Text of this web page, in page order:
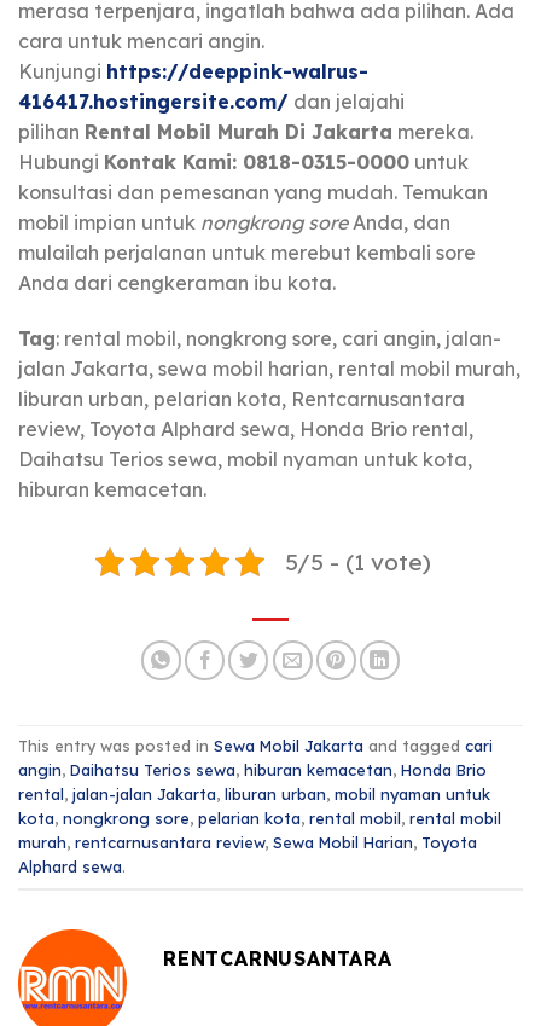
merasa terpenjara, ingatlah bahwa ada pilihan. Ada
cara untuk mencari angin.
Kunjungi https://deeppink-walrus-
416417.hostingersite.com/ dan jelajahi
pilihan Rental Mobil Murah Di Jakarta mereka.
Hubungi Kontak Kami: 0818-0315-0000 untuk
konsultasi dan pemesanan yang mudah. Temukan
mobil impian untuk nongkrong soreAnda, dan
mulailah perjalanan untuk merebut kembali sore
Anda dari cengkeraman ibu kota.
Tag: rental mobil, nongkrong sore, cari angin, jalan-
jalan Jakarta, sewa mobil harian, rental mobil murah,
liburan urban, pelarian kota, Rentcarnusantara
review, Toyota Alphard sewa, Honda Brio rental,
Daihatsu Terios sewa, mobil nyaman untuk kota,
hiburan kemacetan.
5/5 - (1 vote)
This entry was posted in Sewa Mobil Jakarta and tagged cari
angin, Daihatsu Terios sewa, hiburan kemacetan, Honda Brio
rental, jalan-jalan Jakarta, liburan urban, mobil nyaman untuk
kota, nongkrong sore, pelarian kota, rental mobil, rental mobil
murah, rentcarnusantara review, Sewa Mobil Harian, Toyota
Alphard sewa.
RENTCARNUSANTARA